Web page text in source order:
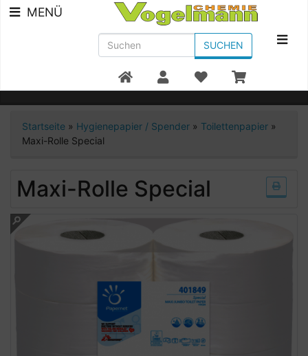
Beratung +49 7951/91300
MENÜ
SUCHEN
Startseite » Hygienepapier / Spender » Toilettenpapier »
Maxi-Rolle Special
Maxi-Rolle Special